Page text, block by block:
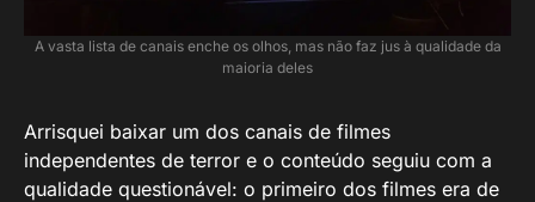
A vasta lista de canais enche os olhos, mas não faz jus à qualidade da
maioria deles
Arrisquei baixar um dos canais de filmes
independentes de terror e o conteúdo seguiu com a
qualidade questionável: o primeiro dos filmes era de